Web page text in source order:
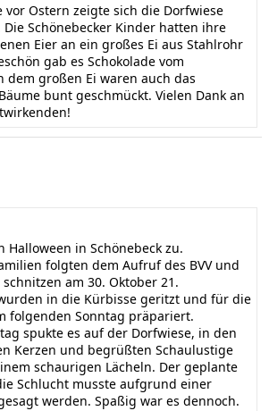
vor Ostern zeigte sich die Dorfwiese
Schönebecker Kinder hatten ihre
Eier an ein großes Ei aus Stahlrohr
gab es Schokolade vom
dem großen Ei waren auch das
bunt geschmückt. Vielen Dank an
Halloween in Schönebeck zu.
folgten dem Aufruf des BVV und
am 30. Oktober 21.
in die Kürbisse geritzt und für die
folgenden Sonntag präpariert.
spukte es auf der Dorfwiese, in den
Kerzen und begrüßten Schaulustige
schaurigen Lächeln. Der geplante
Schlucht musste aufgrund einer
werden. Spaßig war es dennoch.